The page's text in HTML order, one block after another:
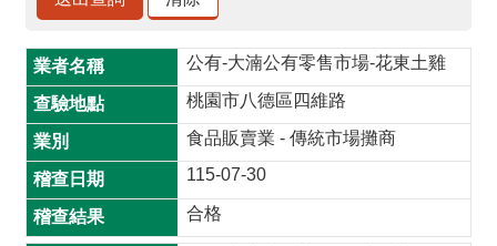
食
品
業
者
區
公有-大湳公有零售市場-花東土雞
桃園市八德區四維路
食品販賣業 - 傳統市場攤商
115-07-30
合格